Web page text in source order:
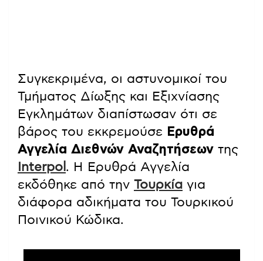
Συγκεκριμένα, οι αστυνομικοί του
Τμήματος Δίωξης και Εξιχνίασης
Εγκλημάτων διαπίστωσαν ότι σε
βάρος του εκκρεμούσε Ερυθρά
Αγγελία Διεθνών Αναζητήσεων της
Interpol . Η Ερυθρά Αγγελία
εκδόθηκε από την Τουρκία για
διάφορα αδικήματα του Τουρκικού
Ποινικού Κώδικα.